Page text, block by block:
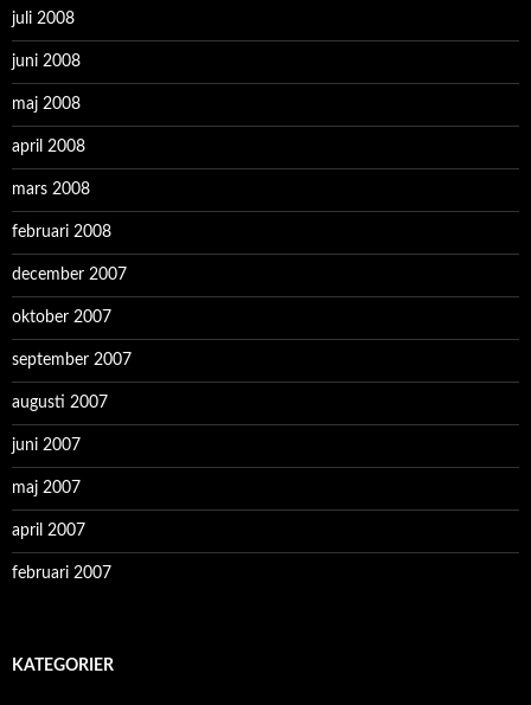
juli 2008
juni 2008
maj 2008
april 2008
mars 2008
februari 2008
december 2007
oktober 2007
september 2007
augusti 2007
juni 2007
maj 2007
april 2007
februari 2007
KATEGORIER